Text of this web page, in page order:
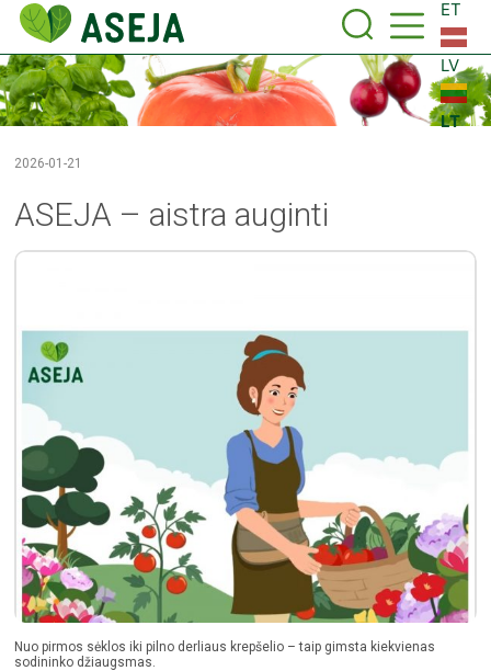
ET
LV
LT
2026-01-21
ASEJA – aistra auginti
Nuo pirmos sėklos iki pilno derliaus krepšelio – taip gimsta kiekvienas
sodininko džiaugsmas.